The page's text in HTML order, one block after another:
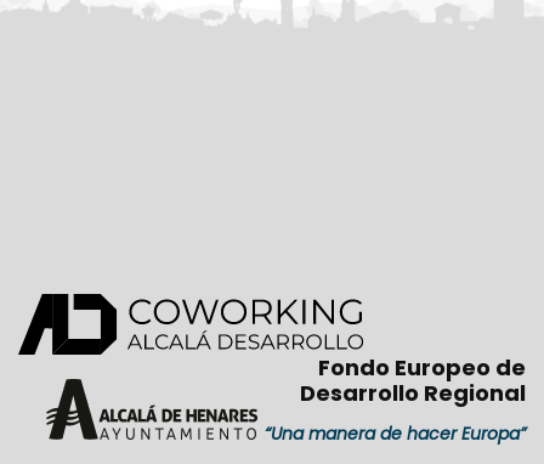
Fondo Europeo de
Desarrollo Regional
“Una manera de hacer Europa”